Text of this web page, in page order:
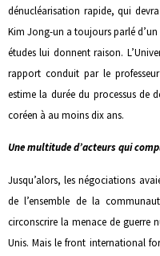
dénucléarisation rapide, qui devra
Kim Jong-un a toujours parlé
études lui donnent raison.
rapport conduit par le
estime la durée du processus de
coréen à au moins dix ans.
Une multitude d’acteurs qui
Jusqu’alors, les négociations
de l’ensemble de la
circonscrire la menace de guerre
Unis. Mais le front international